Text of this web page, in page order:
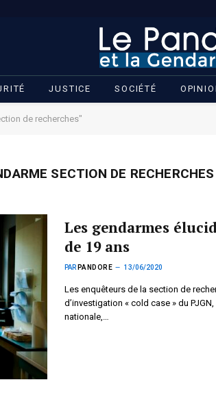
JUSTICE SOCIÉTÉ
de recherches"
SECTION DE RECHERCHES
Les gendarmes
de 19 ans
PAR PANDORE 13/06/2020
Les enquêteurs de la section de
d’investigation « cold case » du
nationale,…